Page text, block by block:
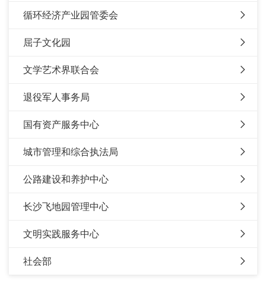
循环经济产业园管委会
屈子文化园
文学艺术界联合会
退役军人事务局
国有资产服务中心
城市管理和综合执法局
公路建设和养护中心
长沙飞地园管理中心
文明实践服务中心
社会部